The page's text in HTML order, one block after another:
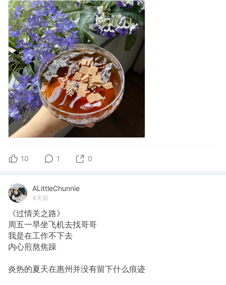
10 1 0
ALittleChunnie
4天前
《过情关之路》
周五一早坐飞机去找哥哥
我是在工作不下去
内心煎熬焦躁
炎热的夏天在惠州并没有留下什么痕迹